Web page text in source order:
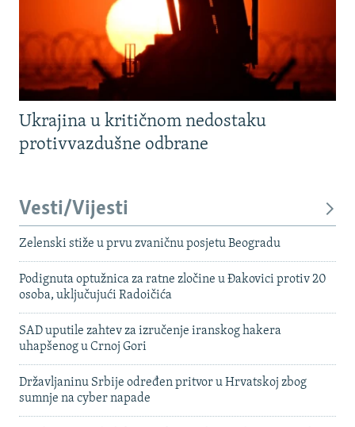
Ukrajina u kritičnom nedostaku
protivvazdušne odbrane
Vesti/Vijesti
Zelenski stiže u prvu zvaničnu posjetu Beogradu
Podignuta optužnica za ratne zločine u Đakovici protiv 20
osoba, uključujući Radoičića
SAD uputile zahtev za izručenje iranskog hakera
uhapšenog u Crnoj Gori
Državljaninu Srbije određen pritvor u Hrvatskoj zbog
sumnje na cyber napade